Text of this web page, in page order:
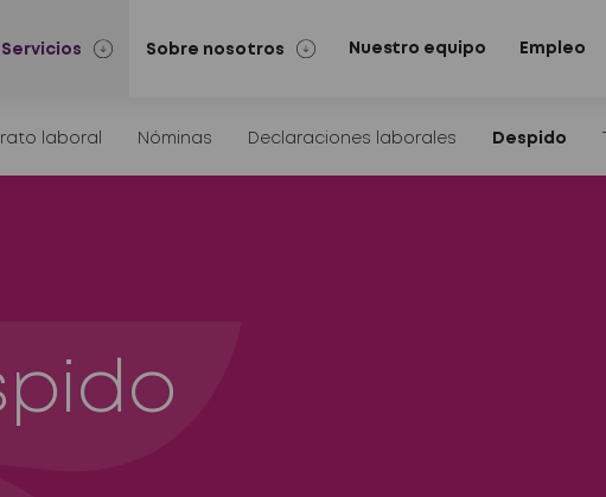
Servicios Sobre nosotros Nuestro equipo Empleo
laboral Nóminas Declaraciones laborales Despido